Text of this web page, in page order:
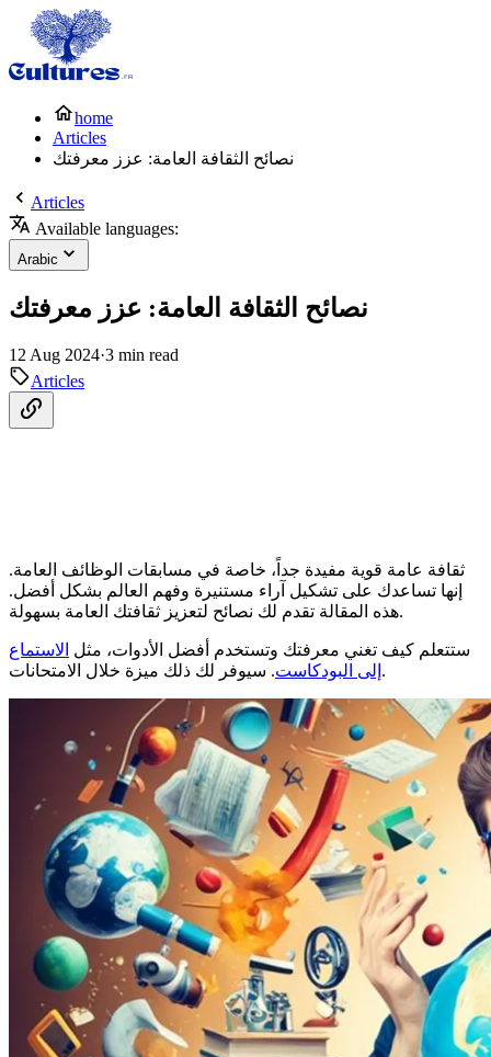
home
Articles
نصائح الثقافة العامة: عزز معرفتك
Articles
Available languages:
Arabic
نصائح الثقافة العامة: عزز معرفتك
12 Aug 2024·3 min read
Articles
ثقافة عامة قوية مفيدة جداً، خاصة في مسابقات الوظائف العامة.
إنها تساعدك على تشكيل آراء مستنيرة وفهم العالم بشكل أفضل.
هذه المقالة تقدم لك نصائح لتعزيز ثقافتك العامة بسهولة.
ستتعلم كيف تغني معرفتك وتستخدم أفضل الأدوات، مثل الاستماع
إلى البودكاست . سيوفر لك ذلك ميزة خلال الامتحانات.